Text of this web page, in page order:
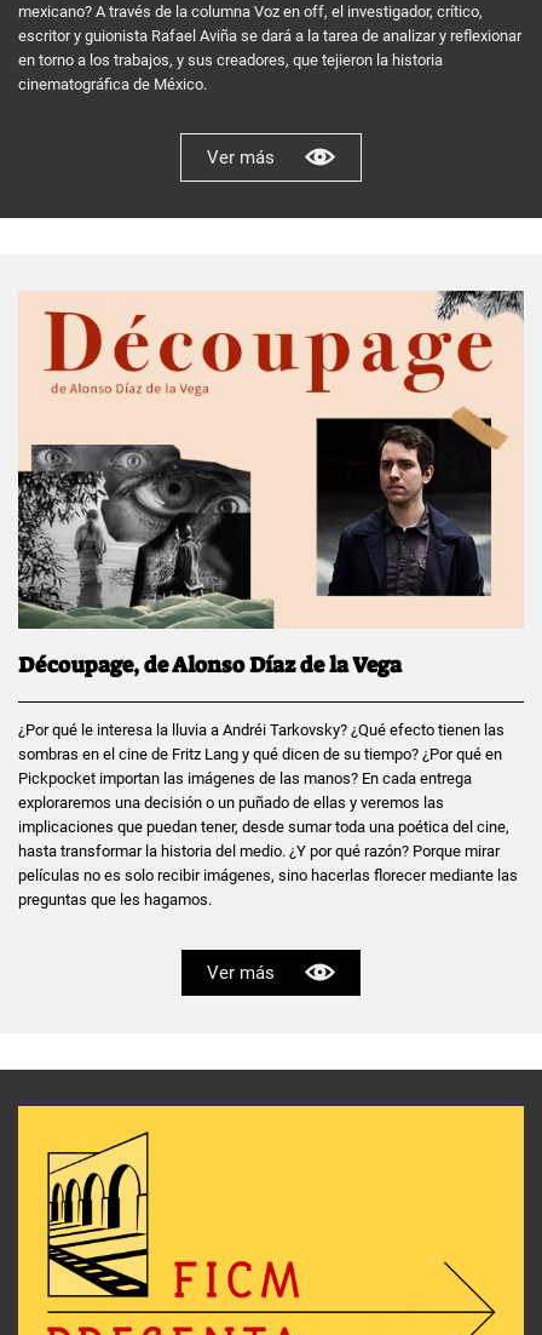
mexicano? A través de la columna Voz en off, el investigador, crítico,
escritor y guionista Rafael Aviña se dará a la tarea de analizar y reflexionar
en torno a los trabajos, y sus creadores, que tejieron la historia
cinematográfica de México.
Ver más
Découpage, de Alonso Díaz de la Vega
¿Por qué le interesa la lluvia a Andréi Tarkovsky? ¿Qué efecto tienen las
sombras en el cine de Fritz Lang y qué dicen de su tiempo? ¿Por qué en
Pickpocket importan las imágenes de las manos? En cada entrega
exploraremos una decisión o un puñado de ellas y veremos las
implicaciones que puedan tener, desde sumar toda una poética del cine,
hasta transformar la historia del medio. ¿Y por qué razón? Porque mirar
películas no es solo recibir imágenes, sino hacerlas florecer mediante las
preguntas que les hagamos.
Ver más